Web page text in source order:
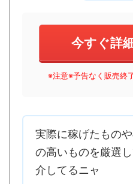
今すぐ詳
※注意※予告なく販売終
実際に稼げたもの
の高いものを厳選
介してるニャ